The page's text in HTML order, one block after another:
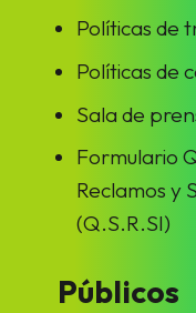
Políticas de
Políticas de
Sala de
Formulario
Reclamos y
(Q.S.R.SI)
Públicos